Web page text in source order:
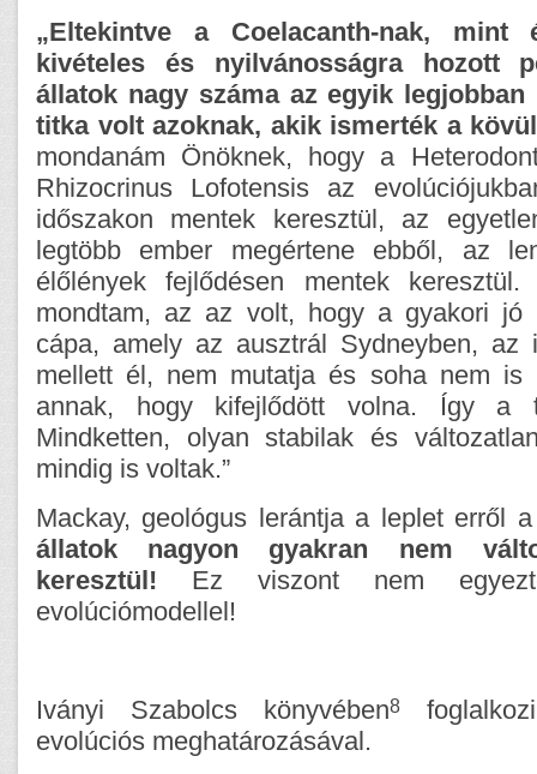
„Eltekintve a Coelacanth-nak, mint
kivételes és nyilvánosságra hozott
állatok nagy száma az egyik legjobban
titka volt azoknak, akik ismerték a
mondanám Önöknek, hogy a
Rhizocrinus Lofotensis az
időszakon mentek keresztül, az
legtöbb ember megértene ebből, az
élőlények fejlődésen mentek
mondtam, az az volt, hogy a gyakori jó
cápa, amely az ausztrál Sydneyben, az
mellett él, nem mutatja és soha nem is
annak, hogy kifejlődött volna. Így a
Mindketten, olyan stabilak és
mindig is voltak.”
Mackay, geológus lerántja a leplet erről
állatok nagyon gyakran nem
keresztül! Ez viszont nem
evolúciómodellel!
Iványi Szabolcs könyvében8
evolúciós meghatározásával.